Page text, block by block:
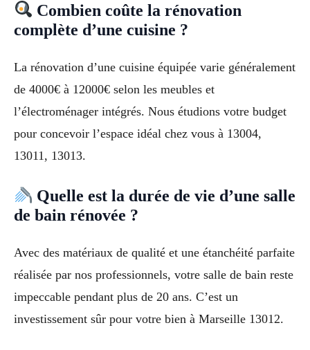
Combien coûte la rénovation
complète d’une cuisine ?
La rénovation d’une cuisine équipée varie généralement
de 4000€ à 12000€ selon les meubles et
l’électroménager intégrés. Nous étudions votre budget
pour concevoir l’espace idéal chez vous à 13004,
13011, 13013.
Quelle est la durée de vie d’une salle
de bain rénovée ?
Avec des matériaux de qualité et une étanchéité parfaite
réalisée par nos professionnels, votre salle de bain reste
impeccable pendant plus de 20 ans. C’est un
investissement sûr pour votre bien à Marseille 13012.